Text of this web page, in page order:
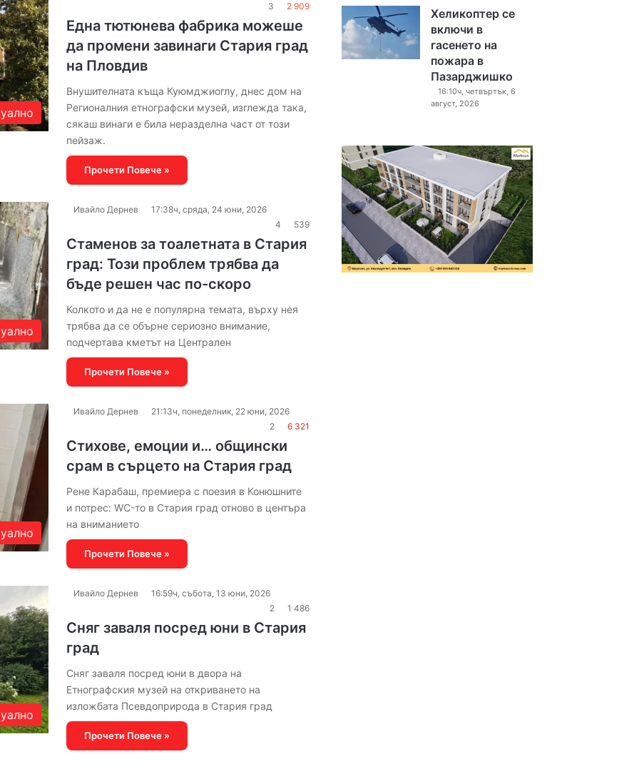
3
2 909
Една тютюнева фабрика можеше
да промени завинаги Стария град
на Пловдив
Внушителната къща Куюмджиоглу, днес дом на
Регионалния етнографски музей, изглежда така,
сякаш винаги е била неразделна част от този
пейзаж.
Прочети Повече »
Ивайло Дернев
17:38ч, сряда, 24 юни, 2026
4
539
Стаменов за тоалетната в Стария
град: Този проблем трябва да
бъде решен час по-скоро
Колкото и да не е популярна темата, върху нея
трябва да се обърне сериозно внимание,
подчертава кметът на Централен
Прочети Повече »
Ивайло Дернев
21:13ч, понеделник, 22 юни, 2026
2
6 321
Стихове, емоции и… общински
срам в сърцето на Стария град
Рене Карабаш, премиера с поезия в Конюшните
и потрес: WC-то в Стария град отново в центъра
на вниманието
Прочети Повече »
Ивайло Дернев
16:59ч, събота, 13 юни, 2026
2
1 486
Сняг заваля посред юни в Стария
град
Сняг заваля посред юни в двора на
Етнографския музей на откриването на
изложбата Псевдоприрода в Стария град
Прочети Повече »
Хеликоптер се
включи в
гасенето на
пожара в
Пазарджишко
16:10ч, четвъртък, 6
август, 2026